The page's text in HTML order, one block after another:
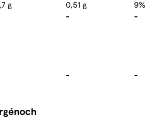
g 0,51 g
9%
- -
- -